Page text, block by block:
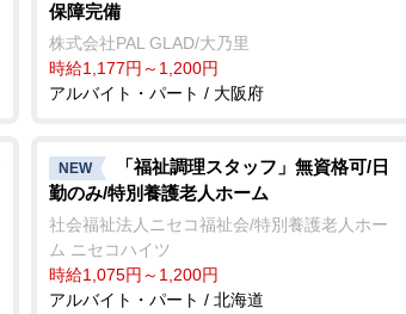
保障完備
株式会社PAL GLAD/大乃里
時給1,177円～1,200円
アルバイト・パート / 大阪府
NEW
「福祉調理スタッフ」無資格可/日
勤のみ/特別養護老人ホーム
社会福祉法人ニセコ福祉会/特別養護老人ホー
ム ニセコハイツ
時給1,075円～1,200円
アルバイト・パート / 北海道